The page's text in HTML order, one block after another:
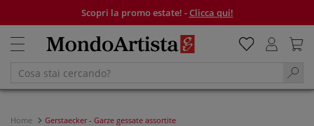
Scopri la promo estate! -Clicca qui!
Home Gerstaecker - Garze gessate assortite